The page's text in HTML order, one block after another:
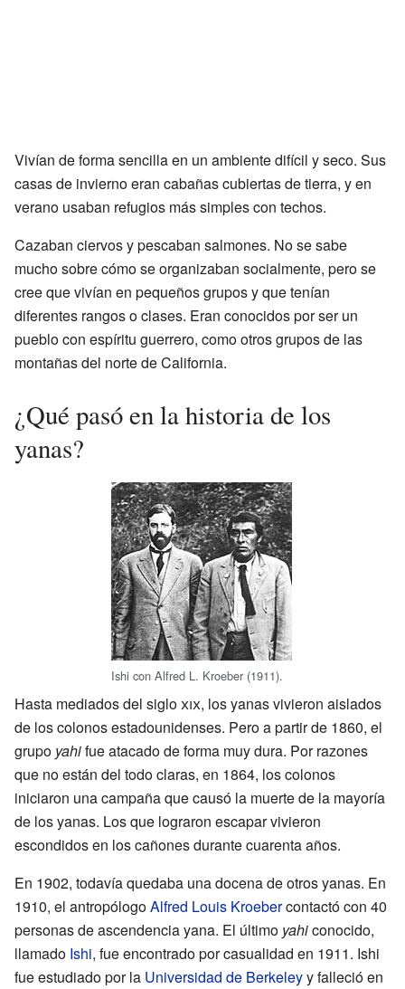
Vivían de forma sencilla en un ambiente difícil y seco. Sus
casas de invierno eran cabañas cubiertas de tierra, y en
verano usaban refugios más simples con techos.
Cazaban ciervos y pescaban salmones. No se sabe
mucho sobre cómo se organizaban socialmente, pero se
cree que vivían en pequeños grupos y que tenían
diferentes rangos o clases. Eran conocidos por ser un
pueblo con espíritu guerrero, como otros grupos de las
montañas del norte de California.
¿Qué pasó en la historia de los
yanas?
Ishi con Alfred L. Kroeber (1911).
Hasta mediados del sigloxix, los yanas vivieron aislados
de los colonos estadounidenses. Pero a partir de 1860, el
grupo yahifue atacado de forma muy dura. Por razones
que no están del todo claras, en 1864, los colonos
iniciaron una campaña que causó la muerte de la mayoría
de los yanas. Los que lograron escapar vivieron
escondidos en los cañones durante cuarenta años.
En 1902, todavía quedaba una docena de otros yanas. En
1910, el antropólogoAlfred Louis Kroebercontactó con 40
personas de ascendencia yana. El último yahiconocido,
llamado Ishi, fue encontrado por casualidad en 1911. Ishi
fue estudiado por la Universidad de Berkeleyy falleció en